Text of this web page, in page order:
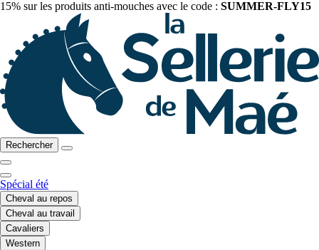
15% sur les produits anti-mouches avec le code : SUMMER-FLY15
Rechercher
Spécial été
Cheval au repos
Cheval au travail
Cavaliers
Western